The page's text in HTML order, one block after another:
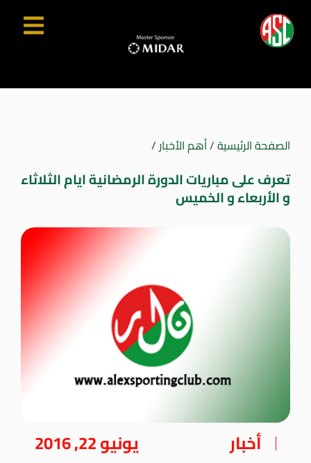
الصفحة الرئيسية/أهم الأخبار/
تعرف على مباريات الدورة الرمضانية ايام الثلاثاء
و الأربعاء و الخميس
أخبار يونيو 22, 2016